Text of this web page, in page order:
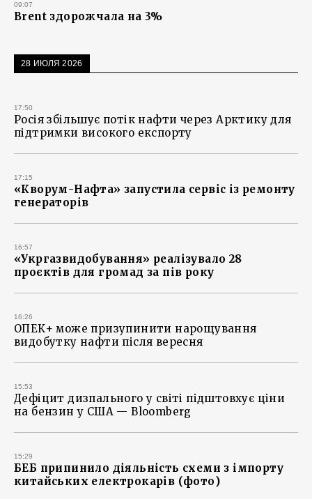
09:07
Brent здорожчала на 3%
28 ИЮЛЯ 2026
17:50
Росія збільшує потік нафти через Арктику для
підтримки високого експорту
17:15
«Кворум-Нафта» запустила сервіс із ремонту
генераторів
16:57
«Укргазвидобування» реалізувало 28
проєктів для громад за пів року
16:26
ОПЕК+ може призупинити нарощування
видобутку нафти після вересня
15:53
Дефіцит дизпального у світі підштовхує ціни
на бензин у США — Bloomberg
15:29
БЕБ припинило діяльність схеми з імпорту
китайських електрокарів (фото)